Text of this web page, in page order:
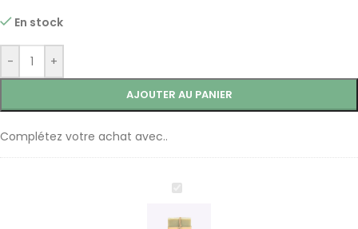
En stock
- +
AJOUTER AU PANIER
Complétez votre achat avec..
Shampoing
Ortie